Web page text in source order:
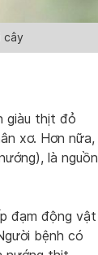
cây
giàu thịt đỏ
xơ. Hơn nữa,
là nguồn
đạm động vật
bệnh có